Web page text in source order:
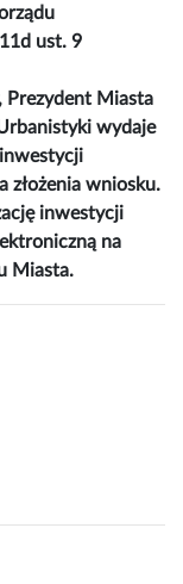
ust. 9
Prezydent Miasta
wydaje
złożenia wniosku.
inwestycji
na
Miasta.